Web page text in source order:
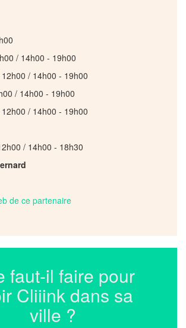
/ 14h00 - 19h00
/ 14h00 - 19h00
/ 14h00 - 19h00
/ 14h00 - 19h00
/ 14h00 - 18h30
de ce partenaire
faut-il faire pour
Cliiink dans sa
ville ?